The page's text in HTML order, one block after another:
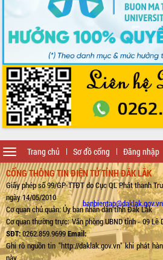
Trang chủ Sơ đồ cổng Đăng nhập
Toggle
navigation
CỔNG THÔNG TIN ĐIỆN TỬ TỈNH ĐẮK LẮK
Giấy phép số 99/GP-TTĐT do Cục QL Phát thanh
ngày 14/05/2010
Cơ quan chủ quản: Ủy ban nhân dân tỉnh Đắk Lắk
Cơ quan thường trực: Văn phòng UBND tỉnh - 09 Lê
SĐT:0262.859.9699Email:
Ghi rõ nguồn tin "http://daklak.gov.vn" khi phát
này